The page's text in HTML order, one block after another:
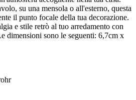
su una mensola o all'esterno, questa
il punto focale della tua decorazione.
e stile retrò al tuo arredamento con
dimensioni sono le seguenti: 6,7cm x